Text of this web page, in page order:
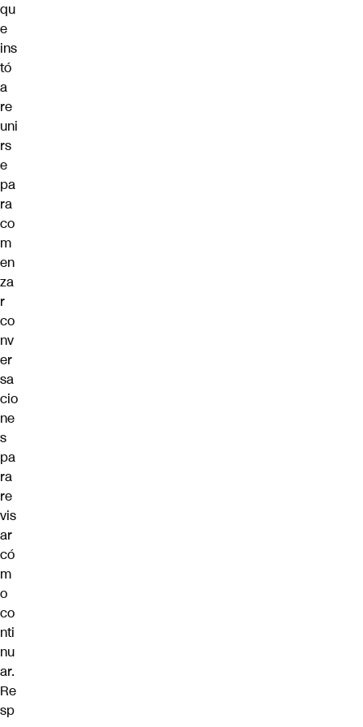
qu
e
ins
tó
a
re
uni
rs
e
pa
ra
co
m
en
za
r
co
nv
er
sa
cio
ne
s
pa
ra
re
vis
ar
có
m
o
co
nti
nu
ar.
Re
sp